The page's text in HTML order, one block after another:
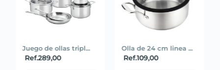
Juego de ollas tripl...
Ref.289,00
Olla de 24 cm linea ...
Ref.109,00